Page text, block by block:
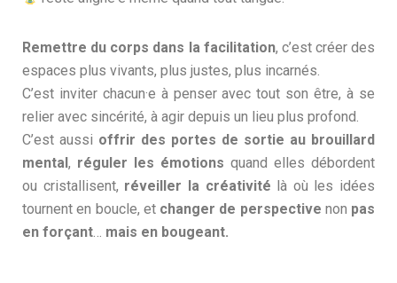
Remettre du corps dans la facilitation, c’est créer des
espaces plus vivants, plus justes, plus incarnés.
C’est inviter chacun·e à penser avec tout son être, à se
relier avec sincérité, à agir depuis un lieu plus profond.
C’est aussi offrir des portes de sortie au brouillard
mental, réguler les émotions quand elles débordent
ou cristallisent, réveiller la créativité là où les idées
tournent en boucle, et changer de perspective non pas
en forçant… mais en bougeant.